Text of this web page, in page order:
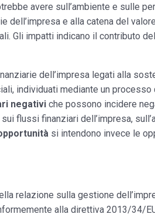
avere sull’ambiente e sulle
e alla catena del
Gli impatti indicano il contributo
dell’impresa legati alla
individuati mediante un
negativi che possono incidere
flussi finanziari dell’impresa,
si intendono invece le
relazione sulla gestione
alla direttiva 2013/34/